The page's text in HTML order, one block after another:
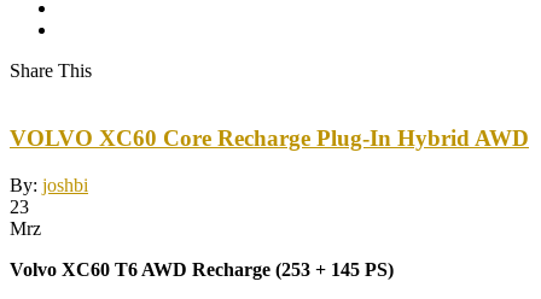
Share This
VOLVO XC60 Core Recharge Plug-In Hybrid AWD
By: joshbi
23
Mrz
Volvo XC60 T6 AWD Recharge (253 + 145 PS)